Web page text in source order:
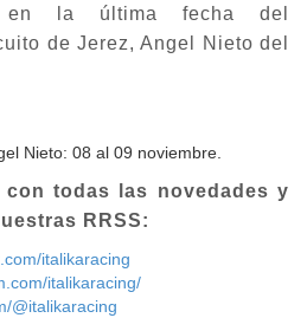
en la última fecha del
de Jerez, Angel Nieto del
Nieto: 08 al 09 noviembre.
con todas las novedades y
RRSS:
italikaracing
italikaracing/
@italikaracing